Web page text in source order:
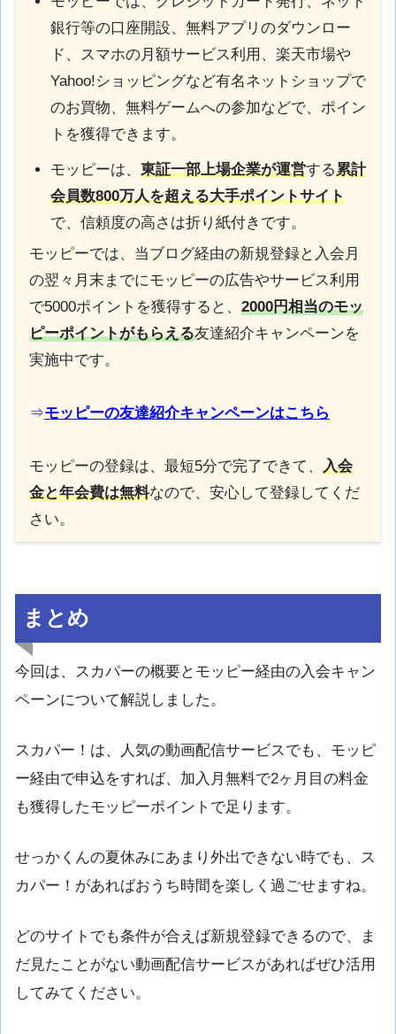
銀行等の口座開設、無料アプリのダウンロー
ド、スマホの月額サービス利用、楽天市場や
Yahoo!ショッピングなど有名ネットショップで
のお買物、無料ゲームへの参加などで、ポイン
トを獲得できます。
モッピーは、 東証一部上場企業が運営する累計
会員数800万人を超える大手ポイントサイト
で、信頼度の高さは折り紙付きです。
モッピーでは、当ブログ経由の新規登録と入会月
の翌々月末までにモッピーの広告やサービス利用
で5000ポイントを獲得すると、 2000円相当のモッ
ピーポイントがもらえる友達紹介キャンペーンを
実施中です。
⇒モッピーの友達紹介キャンペーンはこちら
モッピーの登録は、最短5分で完了できて、 入会
金と年会費は無料なので、安心して登録してくだ
さい。
まとめ
今回は、スカパーの概要とモッピー経由の入会キャン
ペーンについて解説しました。
スカパー！は、人気の動画配信サービスでも、モッピ
ー経由で申込をすれば、加入月無料で2ヶ月目の料金
も獲得したモッピーポイントで足ります。
せっかくんの夏休みにあまり外出できない時でも、ス
カパー！があればおうち時間を楽しく過ごせますね。
どのサイトでも条件が合えば新規登録できるので、ま
だ見たことがない動画配信サービスがあればぜひ活用
してみてください。